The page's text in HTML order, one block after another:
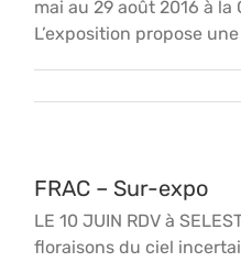
mai au 29 août 2016 à la
L’exposition propose
FRAC – Sur-expo
LE 10 JUIN RDV à
floraisons du ciel